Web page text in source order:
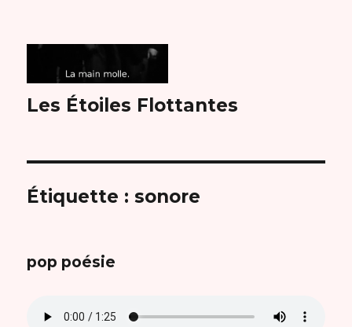
Les Étoiles Flottantes
Étiquette :sonore
pop poésie